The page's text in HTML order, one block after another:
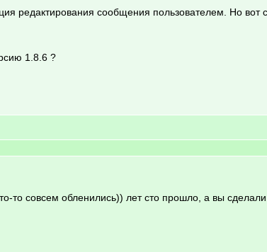
редактирования сообщения пользователем. Но вот
1.8.6 ?
то совсем обленились)) лет сто прошло, а вы